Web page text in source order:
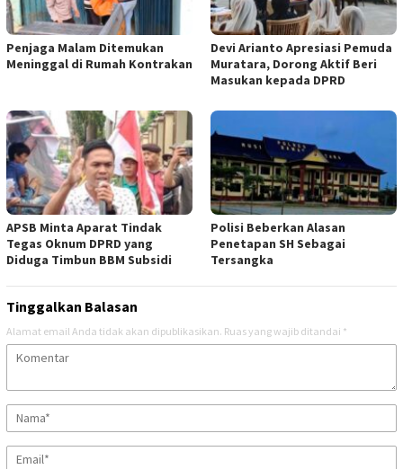
Penjaga Malam Ditemukan
Meninggal di Rumah Kontrakan
Devi Arianto Apresiasi Pemuda
Muratara, Dorong Aktif Beri
Masukan kepada DPRD
APSB Minta Aparat Tindak
Tegas Oknum DPRD yang
Diduga Timbun BBM Subsidi
Polisi Beberkan Alasan
Penetapan SH Sebagai
Tersangka
Tinggalkan Balasan
Alamat email Anda tidak akan dipublikasikan. Ruas yang wajib ditandai *